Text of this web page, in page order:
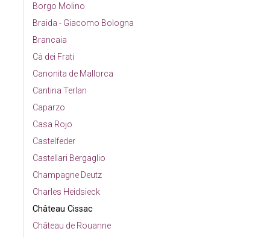
Borgo Molino
Braida - Giacomo Bologna
Brancaia
Cà dei Frati
Canonita de Mallorca
Cantina Terlan
Caparzo
Casa Rojo
Castelfeder
Castellari Bergaglio
Champagne Deutz
Charles Heidsieck
Château Cissac
Château de Rouanne